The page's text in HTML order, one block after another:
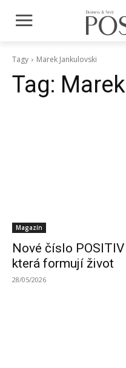
Tagy Marek Jankulovski
Tag:
Magazín
Nové číslo
která formují život
28/05/2026